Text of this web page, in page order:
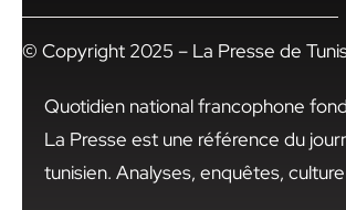
© Copyright 2025 – La Presse de
Quotidien national francophone
La Presse est une référence du
tunisien. Analyses, enquêtes,